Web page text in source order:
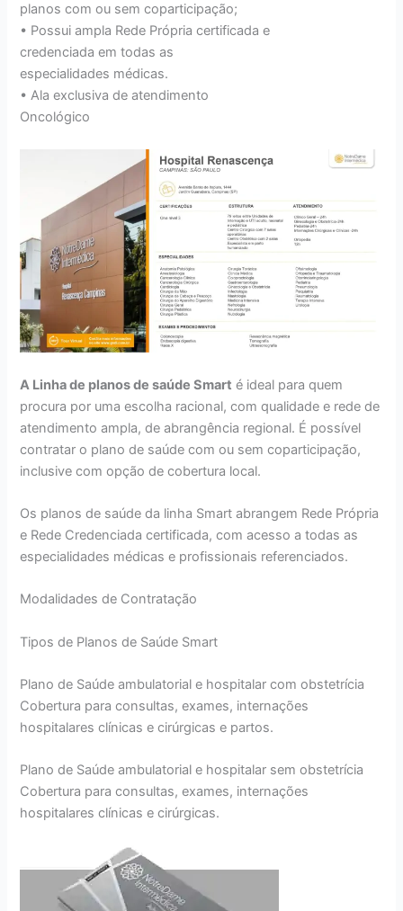
planos com ou sem coparticipação;
• Possui ampla Rede Própria certificada e
credenciada em todas as
especialidades médicas.
• Ala exclusiva de atendimento
Oncológico
A Linha de planos de saúde Smart é ideal para quem
procura por uma escolha racional, com qualidade e rede de
atendimento ampla, de abrangência regional. É possível
contratar o plano de saúde com ou sem coparticipação,
inclusive com opção de cobertura local.
Os planos de saúde da linha Smart abrangem Rede Própria
e Rede Credenciada certificada, com acesso a todas as
especialidades médicas e profissionais referenciados.
Modalidades de Contratação
Tipos de Planos de Saúde Smart
Plano de Saúde ambulatorial e hospitalar com obstetrícia
Cobertura para consultas, exames, internações
hospitalares clínicas e cirúrgicas e partos.
Plano de Saúde ambulatorial e hospitalar sem obstetrícia
Cobertura para consultas, exames, internações
hospitalares clínicas e cirúrgicas.